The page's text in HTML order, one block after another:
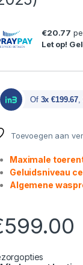
€20.77
Let op!
Of 3x €199.67,
Toevoegen aan
Maximale
Geluidsniveau
Algemene
599.00